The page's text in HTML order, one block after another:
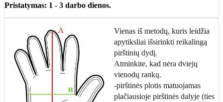
Pristatymas: 1 - 3 darbo dienos.
Vienas iš metodų, kuris leidžia
apytiksliai išsirinkti reikalingą
pirštinių dydį.
Atminkite, kad nėra dviejų
vienodų rankų.
-pirštinės plotis matuojamas
plačiausioje pirštinės dalyje (ties